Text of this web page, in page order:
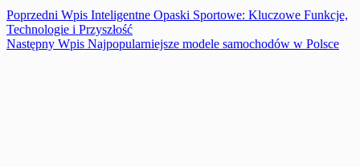
Poprzedni Wpis Inteligentne Opaski Sportowe: Kluczowe Funkcje,
Technologie i Przyszłość
Następny Wpis Najpopularniejsze modele samochodów w Polsce